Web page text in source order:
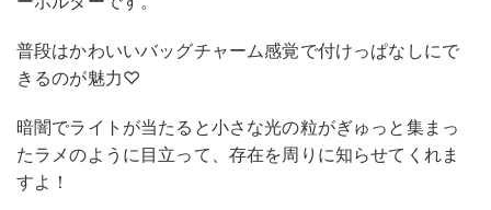
普段はかわいいバッグチャーム感覚で付けっぱなしにで
きるのが魅力♡
暗闇でライトが当たると小さな光の粒がぎゅっと集まっ
たラメのように目立って、存在を周りに知らせてくれま
すよ！